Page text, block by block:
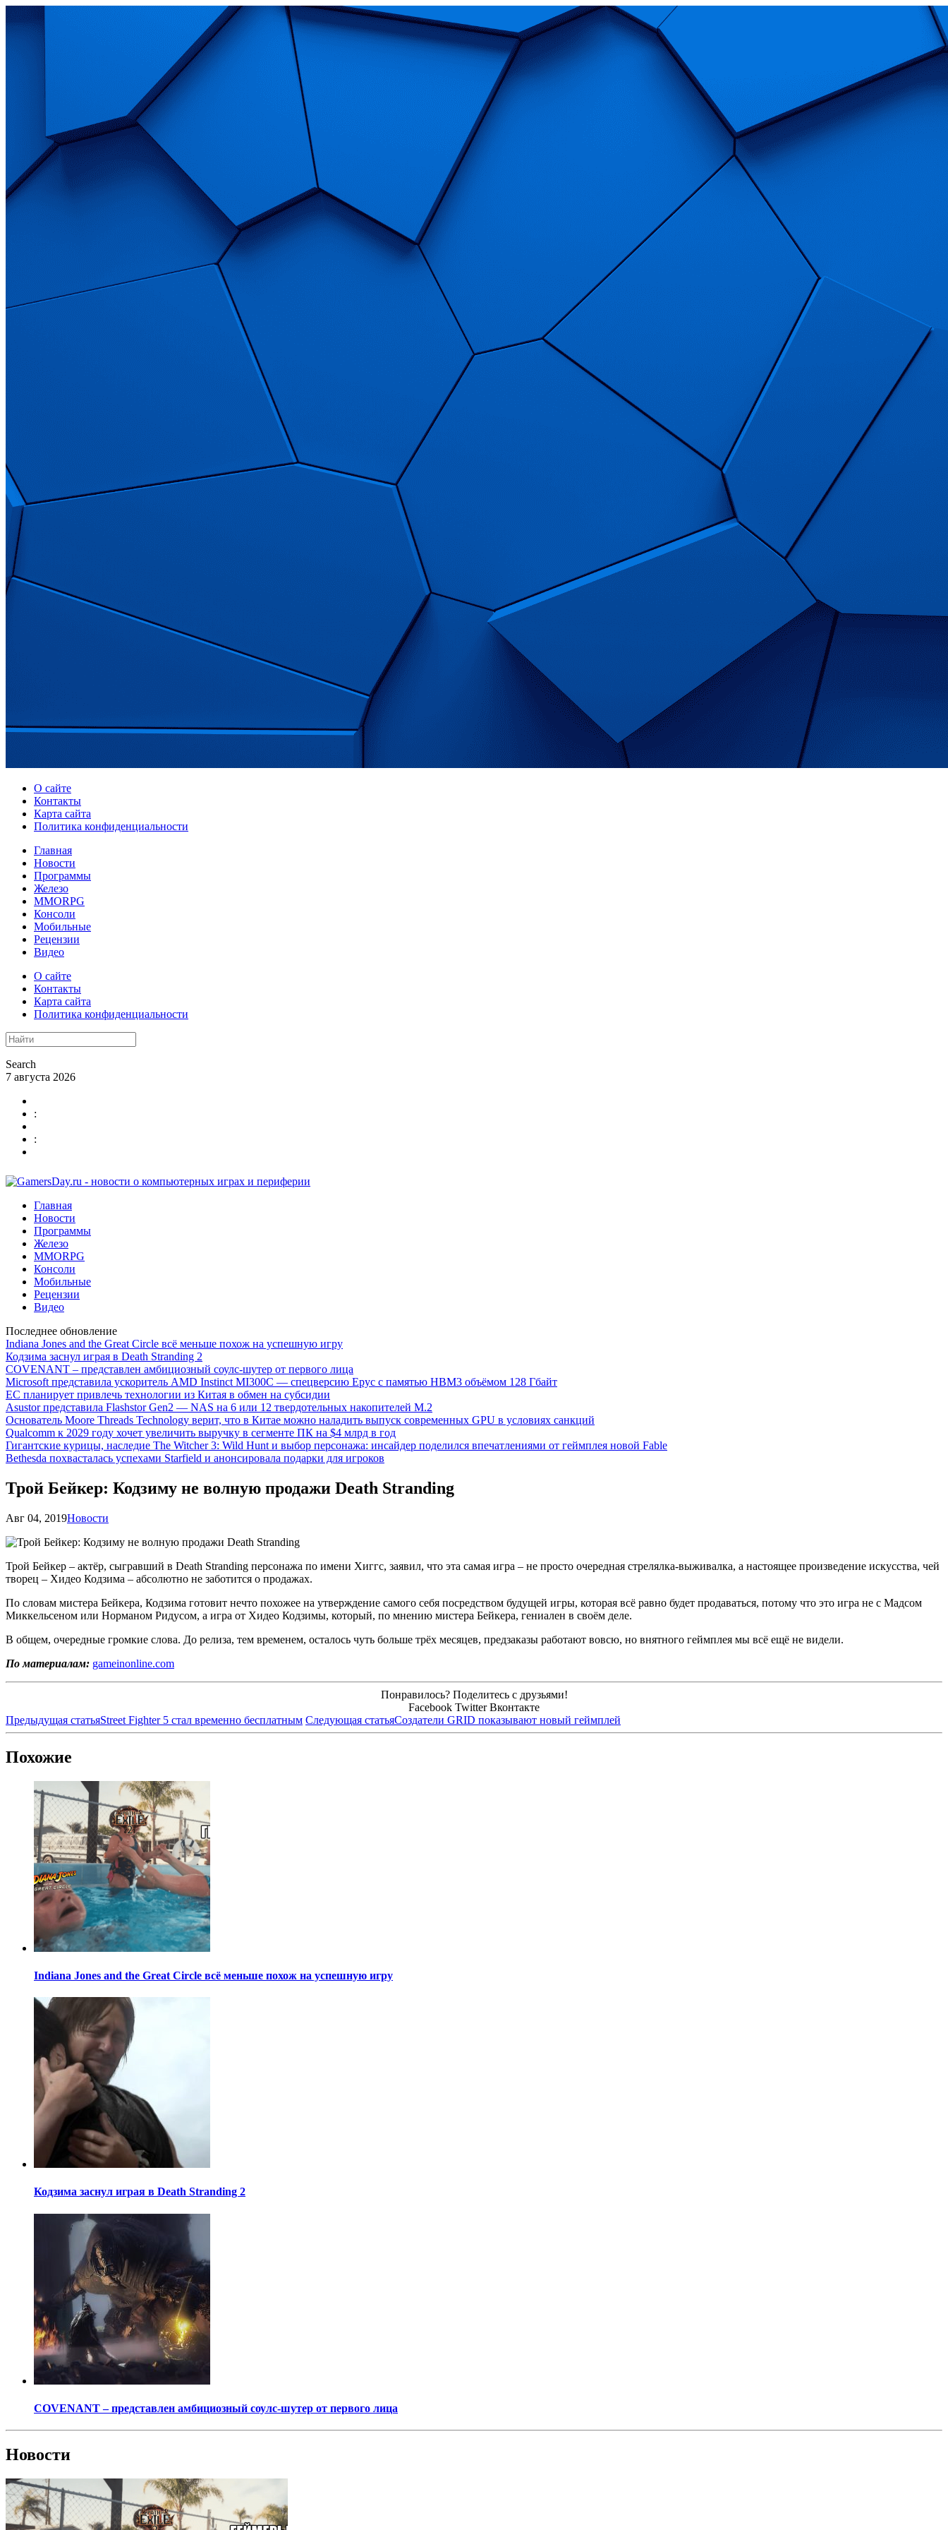
О сайте
Контакты
Карта сайта
Политика конфиденциальности
Главная
Новости
Программы
Железо
MMORPG
Консоли
Мобильные
Рецензии
Видео
О сайте
Контакты
Карта сайта
Политика конфиденциальности
Search
7 августа 2026
:
:
Главная
Новости
Программы
Железо
MMORPG
Консоли
Мобильные
Рецензии
Видео
Последнее обновление
Indiana Jones and the Great Circle всё меньше похож на успешную игру
Кодзима заснул играя в Death Stranding 2
COVENANT – представлен амбициозный соулс-шутер от первого лица
Microsoft представила ускоритель AMD Instinct MI300C — спецверсию Epyc с памятью HBM3 объёмом 128 Гбайт
ЕС планирует привлечь технологии из Китая в обмен на субсидии
Asustor представила Flashstor Gen2 — NAS на 6 или 12 твердотельных накопителей M.2
Основатель Moore Threads Technology верит, что в Китае можно наладить выпуск современных GPU в условиях санкций
Qualcomm к 2029 году хочет увеличить выручку в сегменте ПК на $4 млрд в год
Гигантские курицы, наследие The Witcher 3: Wild Hunt и выбор персонажа: инсайдер поделился впечатлениями от геймплея новой Fable
Bethesda похвасталась успехами Starfield и анонсировала подарки для игроков
Трой Бейкер: Кодзиму не волную продажи Death Stranding
Авг 04, 2019Новости
Трой Бейкер – актёр, сыгравший в Death Stranding персонажа по имени Хиггс, заявил, что эта самая игра – не просто очередная стрелялка-выживалка, а настоящее произведение искусства, чей
творец – Хидео Кодзима – абсолютно не заботится о продажах.
По словам мистера Бейкера, Кодзима готовит нечто похожее на утверждение самого себя посредством будущей игры, которая всё равно будет продаваться, потому что это игра не с Мадсом
Миккельсеном или Норманом Ридусом, а игра от Хидео Кодзимы, который, по мнению мистера Бейкера, гениален в своём деле.
В общем, очередные громкие слова. До релиза, тем временем, осталось чуть больше трёх месяцев, предзаказы работают вовсю, но внятного геймплея мы всё ещё не видели.
По материалам: gameinonline.com
Понравилось? Поделитесь с друзьями!
Facebook Twitter Вконтакте
Предыдущая статьяStreet Fighter 5 стал временно бесплатным Следующая статьяСоздатели GRID показывают новый геймплей
Похожие
Indiana Jones and the Great Circle всё меньше похож на успешную игру
Кодзима заснул играя в Death Stranding 2
COVENANT – представлен амбициозный соулс-шутер от первого лица
Новости